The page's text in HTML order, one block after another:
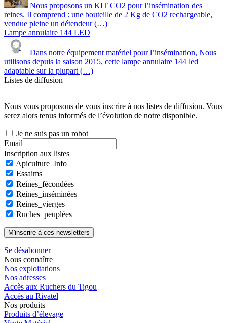
Nous proposons un KIT CO2 pour l’insémination des
reines. Il comprend : une bouteille de 2 Kg de CO2 rechargeable,
vendue pleine un détendeur (…)
Lampe annulaire 144 LED
Dans notre équipement matériel pour l’insémination, Nous
utilisons depuis la saison 2015, cette lampe annulaire 144 led
adaptable sur la plupart (…)
Listes de diffusion
Nous vous proposons de vous inscrire à nos listes de diffusion. Vous
serez alors tenus informés de l’évolution de notre disponible.
Je ne suis pas un robot
Email
Inscription aux listes
Apiculture_Info
Essaims
Reines_fécondées
Reines_inséminées
Reines_vierges
Ruches_peuplées
Se désabonner
Nous connaître
Nos exploitations
Nos adresses
Accès aux Ruchers du Tigou
Accès au Rivatel
Nos produits
Produits d’élevage